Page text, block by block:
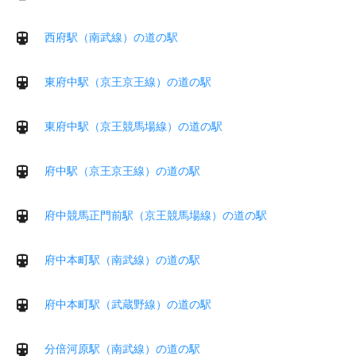
西府駅（南武線）の道の駅
東府中駅（京王京王線）の道の駅
東府中駅（京王競馬場線）の道の駅
府中駅（京王京王線）の道の駅
府中競馬正門前駅（京王競馬場線）の道の駅
府中本町駅（南武線）の道の駅
府中本町駅（武蔵野線）の道の駅
分倍河原駅（南武線）の道の駅